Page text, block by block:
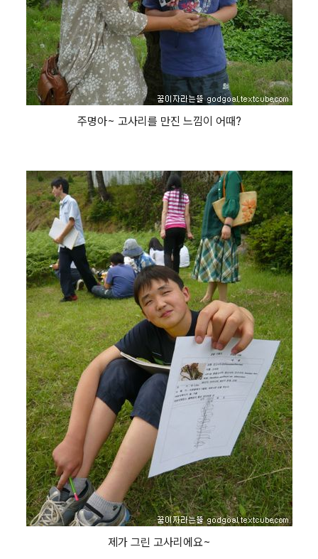
주명아~ 고사리를 만진 느낌이 어때?
제가 그린 고사리에요~